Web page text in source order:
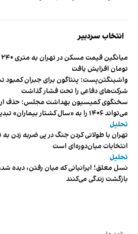
انتخاب سردبیر
تومان افزایش یافت
واشینگتن‌پست: پنتاگون برای جبران کمبود
شرکت‌های دفاعی را تحت فشار گذاشت
سخنگوی کمیسیون بهداشت مجلس: حذف ارز
می‌تواند ۱۴۰۶ را به «سال کشتار بیماران» تبدیل کند
تحلیل
تهران با طولانی کردن جنگ در پی ضربه زدن به
انتخابات میان‌دوره‌ای است
تحلیل
نسل معلق؛ ایرانیانی که میان رفتن، دیده
بازگشت زندگی می‌کنند